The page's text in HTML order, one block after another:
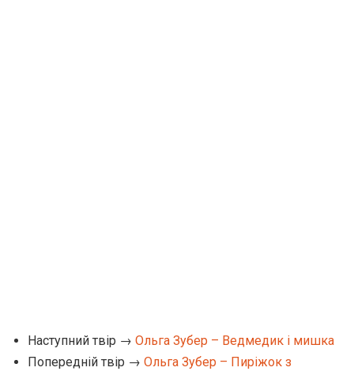
Наступний твір → Ольга Зубер – Ведмедик і мишка
Попередній твір → Ольга Зубер – Пиріжок з